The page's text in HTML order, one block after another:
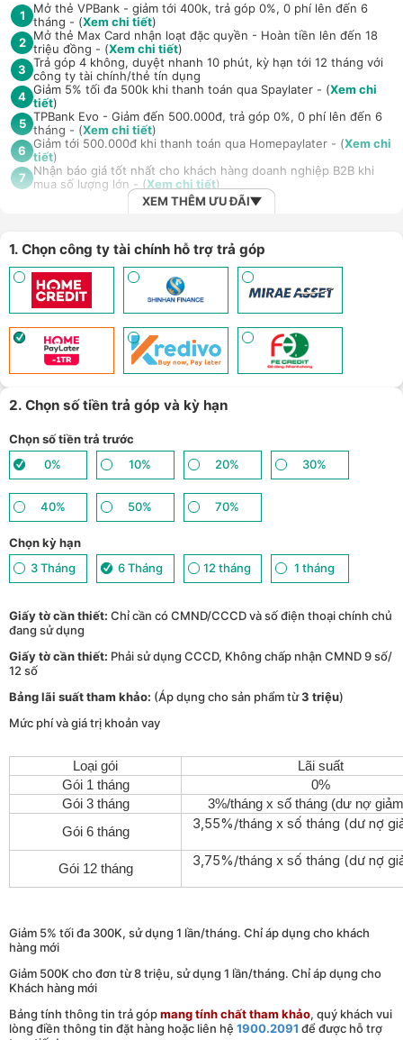
1
Mở thẻ VPBank - giảm tới 400k, trả góp 0%, 0 phí lên đến 6
tháng - (Xem chi tiết)
2 Mở thẻ Max Card nhận loạt đặc quyền - Hoàn tiền lên đến 18
triệu đồng - (Xem chi tiết)
3 Trả góp 4 không, duyệt nhanh 10 phút, kỳ hạn tới 12 tháng với
công ty tài chính/thẻ tín dụng
4 Giảm 5% tối đa 500k khi thanh toán qua Spaylater - (Xem chi
tiết)
5 TPBank Evo - Giảm đến 500.000đ, trả góp 0%, 0 phí lên đến 6
tháng - (Xem chi tiết)
6 Giảm tới 500.000đ khi thanh toán qua Homepaylater - (Xem chi
tiết)
7
Nhận báo giá tốt nhất cho khách hàng doanh nghiệp B2B khi
mua số lượng lớn - (Xem chi tiết)
XEM THÊM ƯU ĐÃI
1. Chọn công ty tài chính hỗ trợ trả góp
2. Chọn số tiền trả góp và kỳ hạn
Chọn số tiền trả trước
0%
10% 20% 30%
40% 50% 70%
Chọn kỳ hạn
3 Tháng
6 Tháng 12 tháng 1 tháng
Giấy tờ cần thiết: Chỉ cần có CMND/CCCD và số điện thoại chính chủ
đang sử dụng
Giấy tờ cần thiết: Phải sử dụng CCCD, Không chấp nhận CMND 9 số/
12 số
Bảng lãi suất tham khảo: (Áp dụng cho sản phẩm từ3 triệu)
Mức phí và giá trị khoản vay
Loại gói
Lãi suất
Gói 1 tháng
0%
Gói 3 tháng
3%/tháng x số tháng (dư nợ
Gói 6 tháng
3,55%/tháng x số tháng (dư nợ
Gói 12 tháng 3,75%/tháng x số tháng (dư nợ
Giảm 5% tối đa 300K, sử dụng 1 lần/tháng. Chỉ áp dụng cho khách
hàng mới
Giảm 500K cho đơn từ 8 triệu, sử dụng 1 lần/tháng. Chỉ áp dụng cho
Khách hàng mới
Bảng tính thông tin trả gópmang tính chất tham khảo, quý khách vui
lòng điền thông tin đặt hàng hoặc liên hệ 1900.2091 để được hỗ trợ